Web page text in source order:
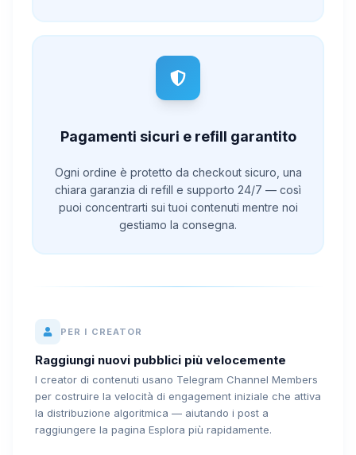
Pagamenti sicuri e refill garantito
Ogni ordine è protetto da checkout sicuro, una
chiara garanzia di refill e supporto 24/7 — così
puoi concentrarti sui tuoi contenuti mentre noi
gestiamo la consegna.
PER I CREATOR
Raggiungi nuovi pubblici più velocemente
I creator di contenuti usano Telegram Channel Members
per costruire la velocità di engagement iniziale che attiva
la distribuzione algoritmica — aiutando i post a
raggiungere la pagina Esplora più rapidamente.